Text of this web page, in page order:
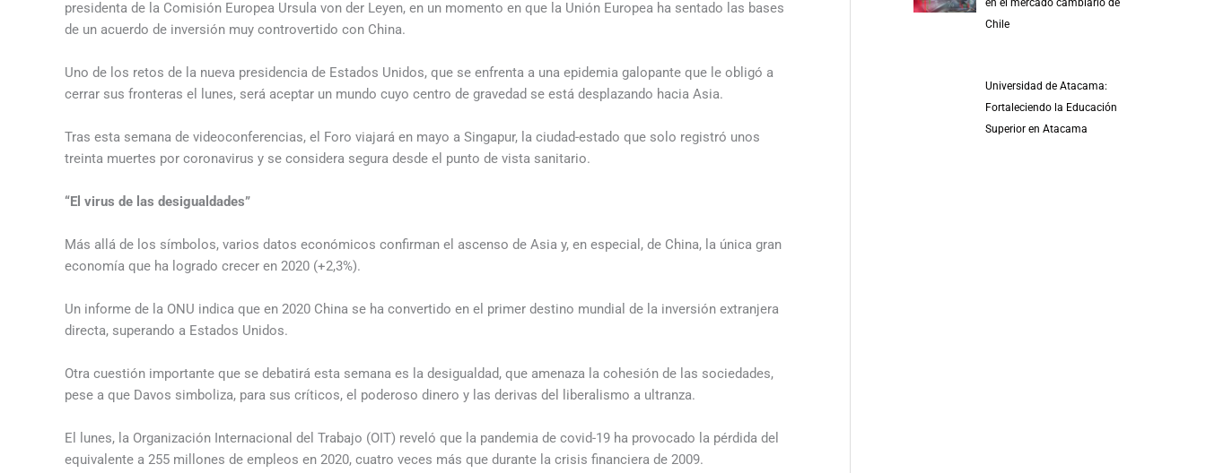
presidenta de la Comisión Europea Ursula von der Leyen, en un momento en que la Unión Europea ha sentado las bases
de un acuerdo de inversión muy controvertido con China.
Uno de los retos de la nueva presidencia de Estados Unidos, que se enfrenta a una epidemia galopante que le obligó a
cerrar sus fronteras el lunes, será aceptar un mundo cuyo centro de gravedad se está desplazando hacia Asia.
Tras esta semana de videoconferencias, el Foro viajará en mayo a Singapur, la ciudad-estado que solo registró unos
treinta muertes por coronavirus y se considera segura desde el punto de vista sanitario.
“El virus de las desigualdades”
Más allá de los símbolos, varios datos económicos confirman el ascenso de Asia y, en especial, de China, la única gran
economía que ha logrado crecer en 2020 (+2,3%).
Un informe de la ONU indica que en 2020 China se ha convertido en el primer destino mundial de la inversión extranjera
directa, superando a Estados Unidos.
Otra cuestión importante que se debatirá esta semana es la desigualdad, que amenaza la cohesión de las sociedades,
pese a que Davos simboliza, para sus críticos, el poderoso dinero y las derivas del liberalismo a ultranza.
El lunes, la Organización Internacional del Trabajo (OIT) reveló que la pandemia de covid-19 ha provocado la pérdida del
equivalente a 255 millones de empleos en 2020, cuatro veces más que durante la crisis financiera de 2009.
Chile
Universidad de Atacama:
Fortaleciendo la Educación
Superior en Atacama